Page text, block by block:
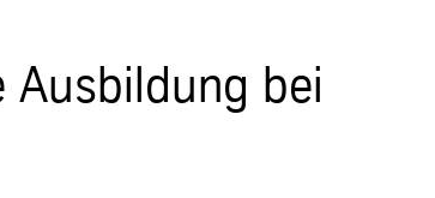
Ausbildung bei